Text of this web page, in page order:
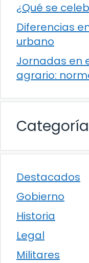
¿Qué se
Diferencias
urbano
Jornadas en
agrario:
Destacados
Gobierno
Historia
Legal
Militares